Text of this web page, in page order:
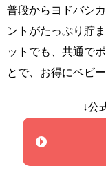
普段からヨドバシ
ントがたっぷり貯
ットでも、共通で
とで、お得にベビ
↓公